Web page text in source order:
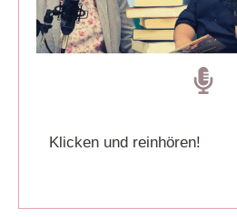
Klicken und reinhören!